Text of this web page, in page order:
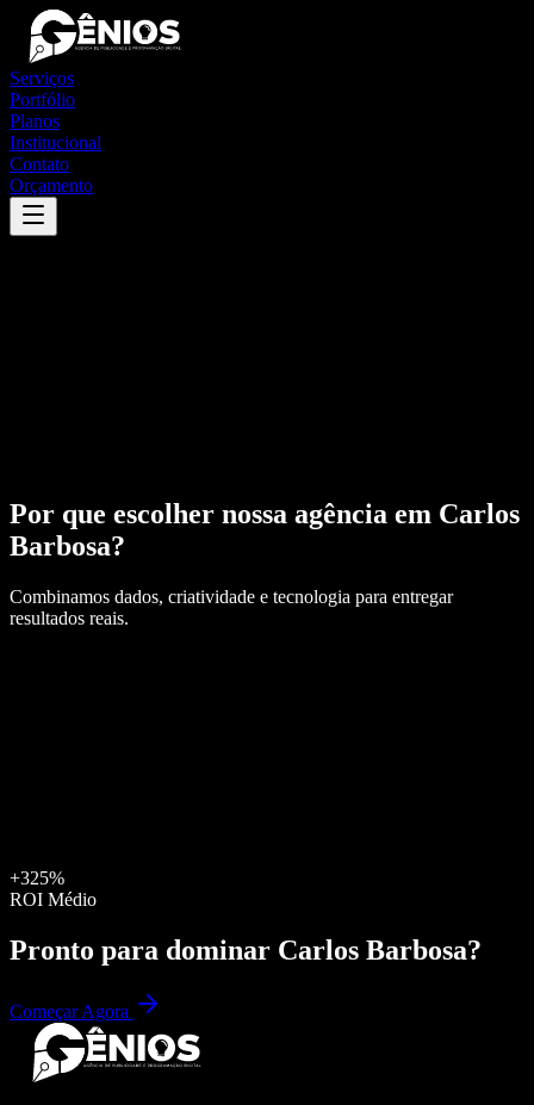
Serviços
Portfólio
Planos
Institucional
Contato
Orçamento
Por que escolher nossa agência em Carlos
Barbosa?
Combinamos dados, criatividade e tecnologia para entregar
resultados reais.
+325%
ROI Médio
Pronto para dominar Carlos Barbosa?
Começar Agora